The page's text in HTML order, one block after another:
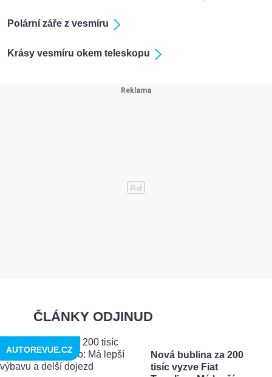
Polární záře z vesmíru
Krásy vesmíru okem teleskopu
ČLÁNKY ODJINUD
Nová bublina za 200
tisíc vyzve Fiat
AUTOREVUE.CZ